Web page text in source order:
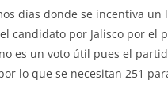
días donde se incentiva un
candidato por Jalisco por el
es un voto útil pues el
lo que se necesitan 251